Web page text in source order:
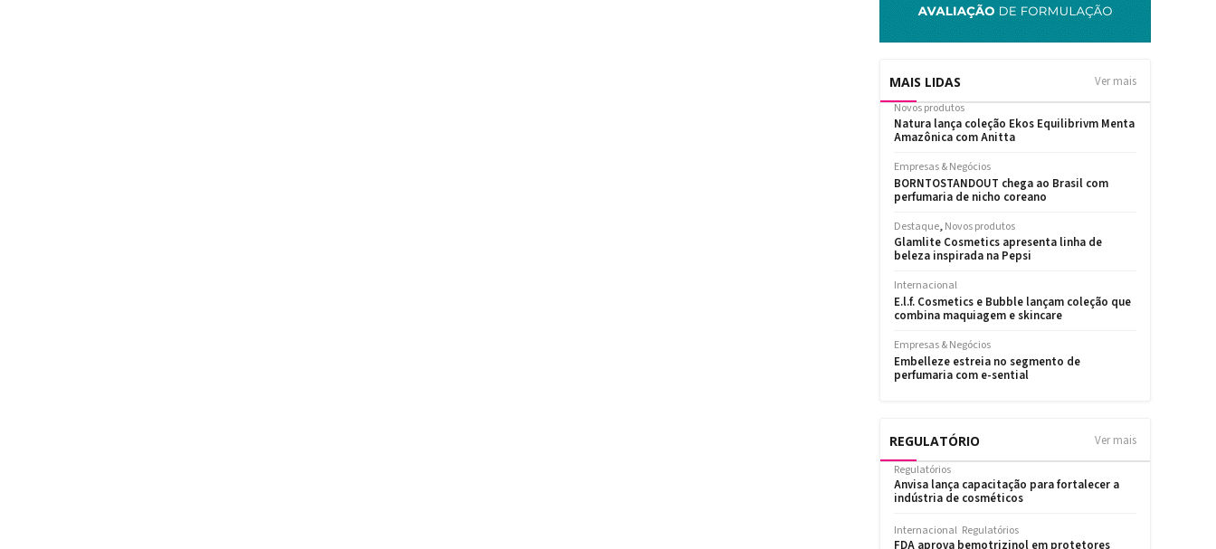
MAIS LIDAS Ver mais
REGULATÓRIO Ver mais
Regulatórios
Anvisa lança capacitação para fortalecer a
indústria de cosméticos
Internacional Regulatórios
FDA aprova bemotrizinol em protetores